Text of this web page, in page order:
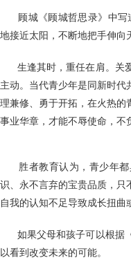
顾城《顾城哲思录》中
地接近太阳，不断地把手伸向
生逢其时，重任在肩。关
主动。当代青少年是同新时
理兼修、勇于开拓，在火热的
事业华章，才能不辱使命，不
胜者教育认为，青少年
识、永不言弃的宝贵品质，只
自我的认知不足导致成长扭曲
如果父母和孩子可以根据
以看到改变未来的可能。